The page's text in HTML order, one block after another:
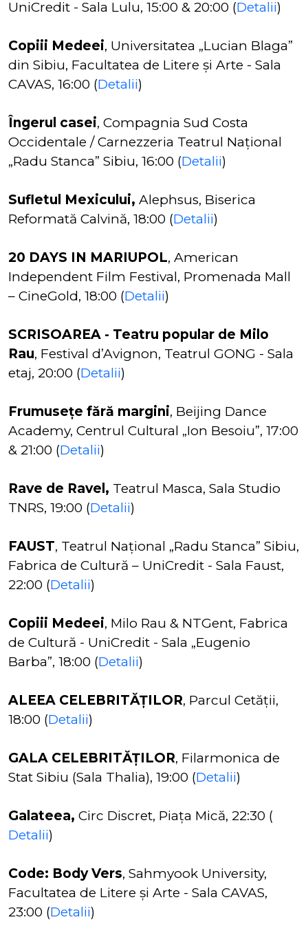
UniCredit - Sala Lulu, 15:00 & 20:00 (Detalii)
Copiii Medeei, Universitatea „Lucian Blaga”
din Sibiu, Facultatea de Litere și Arte - Sala
CAVAS, 16:00 (Detalii)
Îngerul casei, Compagnia Sud Costa
Occidentale / Carnezzeria Teatrul Național
„Radu Stanca” Sibiu, 16:00 (Detalii)
Sufletul Mexicului, Alephsus, Biserica
Reformată Calvină, 18:00 (Detalii)
20 DAYS IN MARIUPOL, American
Independent Film Festival, Promenada Mall
– CineGold, 18:00 (Detalii)
SCRISOAREA - Teatru popular de Milo
Rau, Festival d’Avignon, Teatrul GONG - Sala
etaj, 20:00 (Detalii)
Frumusețe fără margini, Beijing Dance
Academy, Centrul Cultural „Ion Besoiu”, 17:00
& 21:00 (Detalii)
Rave de Ravel, Teatrul Masca, Sala Studio
TNRS, 19:00 (Detalii)
FAUST, Teatrul Național „Radu Stanca” Sibiu,
Fabrica de Cultură – UniCredit - Sala Faust,
22:00 (Detalii)
Copiii Medeei, Milo Rau & NTGent, Fabrica
de Cultură - UniCredit - Sala „Eugenio
Barba”, 18:00 (Detalii)
ALEEA CELEBRITĂȚILOR, Parcul Cetății,
18:00 (Detalii)
GALA CELEBRITĂȚILOR, Filarmonica de
Stat Sibiu (Sala Thalia), 19:00 (Detalii)
Galateea, Circ Discret, Piața Mică, 22:30 (
Detalii)
Code: Body Vers, Sahmyook University,
Facultatea de Litere și Arte - Sala CAVAS,
23:00 (Detalii)